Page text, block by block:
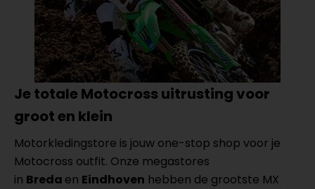
Je totale Motocross uitrusting voor
groot en klein
Motorkledingstore is jouw one-stop shop voor je
Motocross outfit. Onze megastores
in Breda en Eindhoven hebben de grootste MX